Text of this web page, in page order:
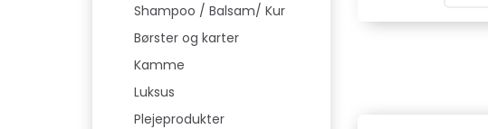
Shampoo / Balsam/ Kur
Børster og karter
Kamme
Luksus
Plejeprodukter